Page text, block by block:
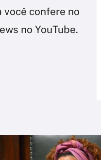
você confere no
no YouTube.